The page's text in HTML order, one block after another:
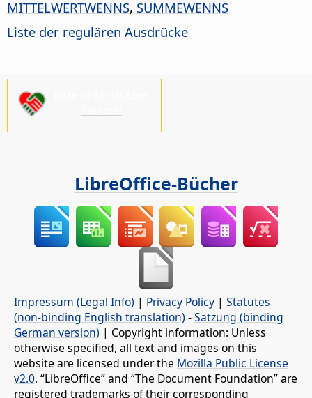
MITTELWERTWENNS, SUMMEWENNS
Liste der regulären Ausdrücke
LibreOffice-Bücher
Impressum (Legal Info) | Privacy Policy | Statutes
(non-binding English translation) -Satzung (binding
German version) | Copyright information: Unless
otherwise specified, all text and images on this
website are licensed under the Mozilla Public License
v2.0. “LibreOffice” and “The Document Foundation” are
registered trademarks of their corresponding